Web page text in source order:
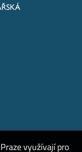
využívají pro